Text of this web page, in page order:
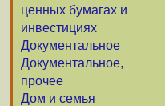
ценных бумагах и
инвестициях
Документальное
Документальное,
прочее
Дом и семья